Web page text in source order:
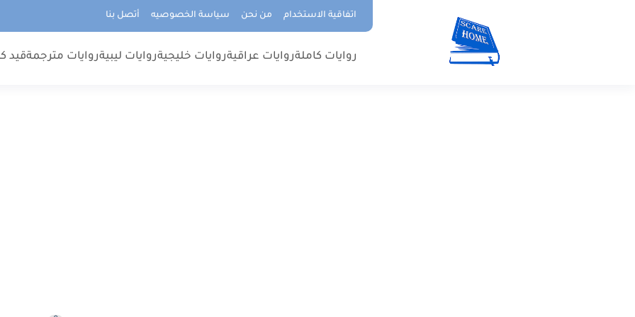
اتفاقية الاستخدام من نحن سياسة الخصوصيه أتصل بنا
روايات كاملةروايات عراقيةروايات خليجيةروايات ليبيةروايات مترجمةقيد